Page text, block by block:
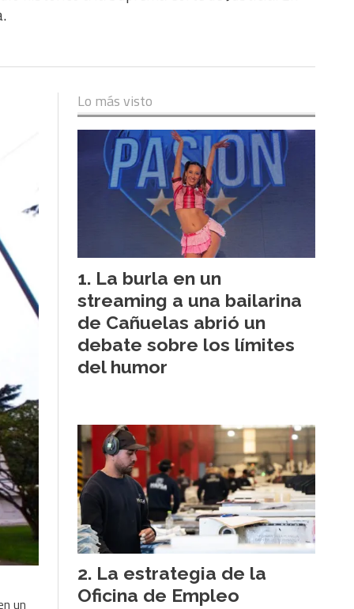
un
Lo más visto
La burla en un
streaming a una bailarina
de Cañuelas abrió un
debate sobre los límites
del humor
La estrategia de la
Oficina de Empleo